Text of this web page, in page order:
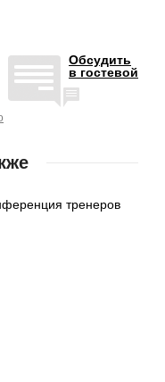
Обсудить
в гостевой
тренеров